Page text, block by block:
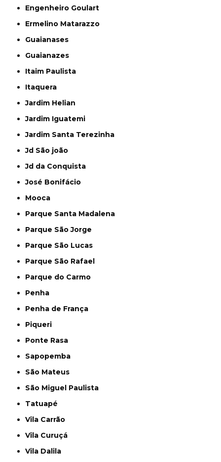
Engenheiro Goulart
Ermelino Matarazzo
Guaianases
Guaianazes
Itaim Paulista
Itaquera
Jardim Helian
Jardim Iguatemi
Jardim Santa Terezinha
Jd São joão
Jd da Conquista
José Bonifácio
Mooca
Parque Santa Madalena
Parque São Jorge
Parque São Lucas
Parque São Rafael
Parque do Carmo
Penha
Penha de França
Piqueri
Ponte Rasa
Sapopemba
São Mateus
São Miguel Paulista
Tatuapé
Vila Carrão
Vila Curuçá
Vila Dalila